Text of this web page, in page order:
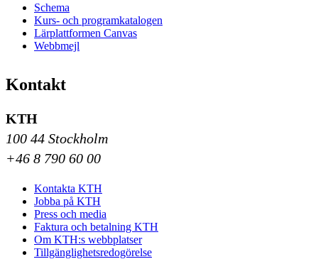
Schema
Kurs- och programkatalogen
Lärplattformen Canvas
Webbmejl
Kontakt
KTH
100 44 Stockholm
+46 8 790 60 00
Kontakta KTH
Jobba på KTH
Press och media
Faktura och betalning KTH
Om KTH:s webbplatser
Tillgänglighetsredogörelse